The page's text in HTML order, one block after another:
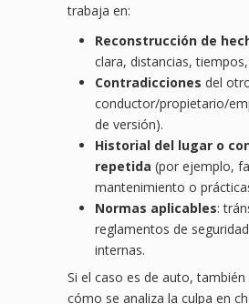
trabaja en:
Reconstrucción de
clara, distancias,
Contradicciones del
conductor/propietario/
de versión).
Historial del lugar o
repetida (por ejemplo,
mantenimiento o
Normas aplicables:
reglamentos de
internas.
Si el caso es de auto,
cómo se analiza la culpa en